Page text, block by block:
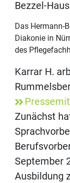
Das Hermann-
Diakonie in
des
Karrar H.
Zunächst
September
Ausbildung